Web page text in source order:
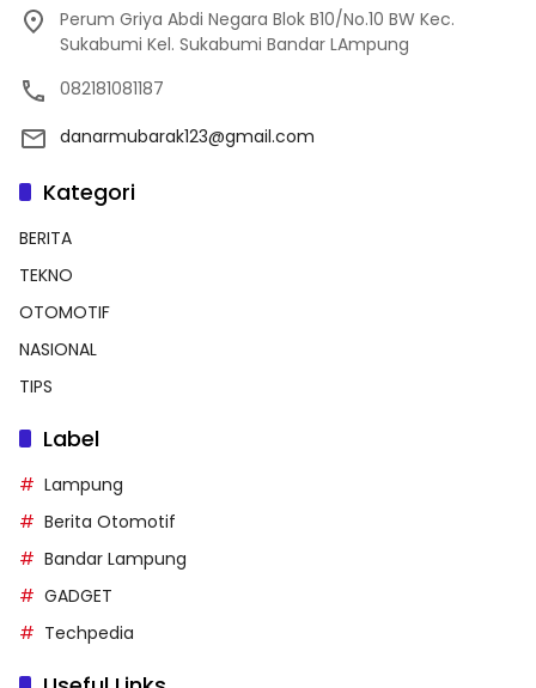
Perum Griya Abdi Negara Blok B10/No.10 BW Kec.
Sukabumi Kel. Sukabumi Bandar LAmpung
082181081187
danarmubarak123@gmail.com
Kategori
BERITA
TEKNO
OTOMOTIF
NASIONAL
TIPS
Label
Lampung
Berita Otomotif
Bandar Lampung
GADGET
Techpedia